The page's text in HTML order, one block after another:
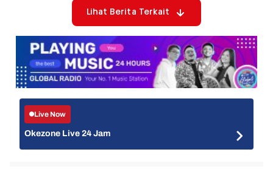
Lihat Berita Terkait
Live Now
Okezone Live 24 Jam